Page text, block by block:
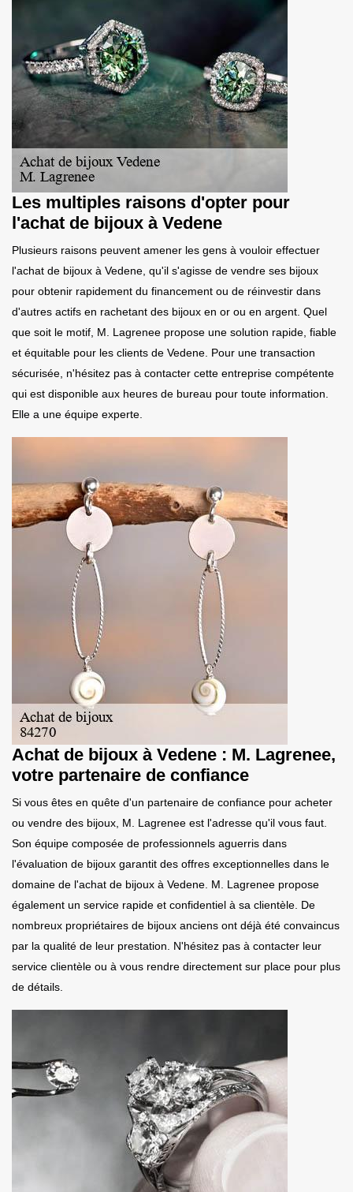
Les multiples raisons d'opter pour
l'achat de bijoux à Vedene
Plusieurs raisons peuvent amener les gens à vouloir effectuer
l'achat de bijoux à Vedene, qu'il s'agisse de vendre ses bijoux
pour obtenir rapidement du financement ou de réinvestir dans
d'autres actifs en rachetant des bijoux en or ou en argent. Quel
que soit le motif, M. Lagrenee propose une solution rapide, fiable
et équitable pour les clients de Vedene. Pour une transaction
sécurisée, n'hésitez pas à contacter cette entreprise compétente
qui est disponible aux heures de bureau pour toute information.
Elle a une équipe experte.
Achat de bijoux à Vedene : M. Lagrenee,
votre partenaire de confiance
Si vous êtes en quête d'un partenaire de confiance pour acheter
ou vendre des bijoux, M. Lagrenee est l'adresse qu'il vous faut.
Son équipe composée de professionnels aguerris dans
l'évaluation de bijoux garantit des offres exceptionnelles dans le
domaine de l'achat de bijoux à Vedene. M. Lagrenee propose
également un service rapide et confidentiel à sa clientèle. De
nombreux propriétaires de bijoux anciens ont déjà été convaincus
par la qualité de leur prestation. N'hésitez pas à contacter leur
service clientèle ou à vous rendre directement sur place pour plus
de détails.